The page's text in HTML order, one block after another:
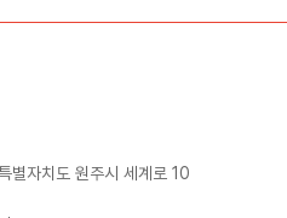
자치도 원주시 세계로 10